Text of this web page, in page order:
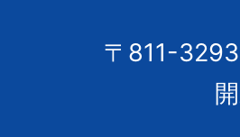
〒811-